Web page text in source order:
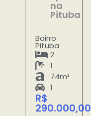
na
Pituba
Bairro
Pituba
2
1
74m²
1
R$
290.000,00